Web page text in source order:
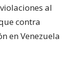
al
contra
en Venezuela